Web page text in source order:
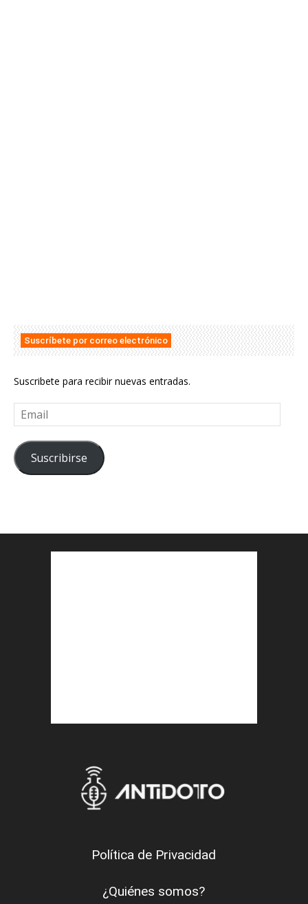
Suscríbete por correo electrónico
Suscribete para recibir nuevas entradas.
Email
Suscribirse
Política de Privacidad
¿Quiénes somos?